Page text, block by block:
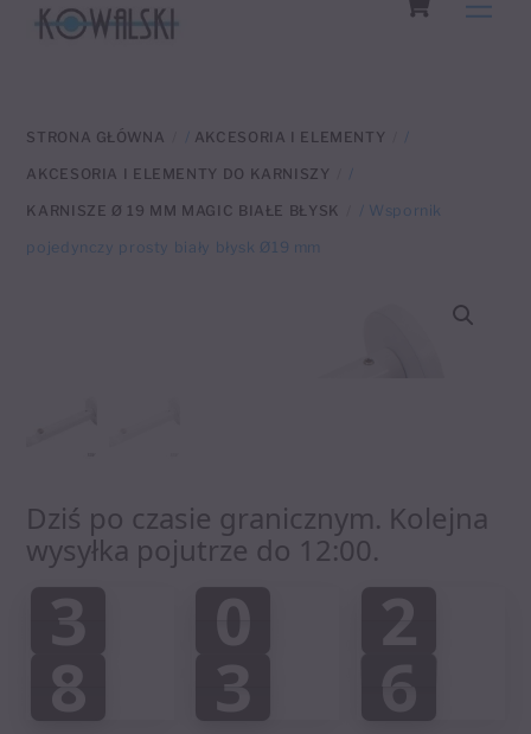
STRONA GŁÓWNA / AKCESORIA I ELEMENTY /
AKCESORIA I ELEMENTY DO KARNISZY /
KARNISZE Ø 19 MM MAGIC BIAŁE BŁYSK / Wspornik
pojedynczy prosty biały błysk Ø19 mm
Dziś po czasie granicznym. Kolejna
wysyłka pojutrze do 12:00.
3
0
3
8
0
8
0
0
3
0
3
2
0
2
5
6
5
7
6